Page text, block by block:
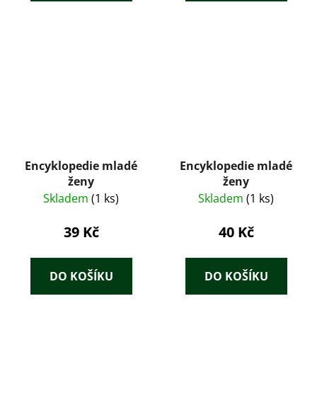
Encyklopedie mladé
ženy
Skladem (1 ks)
39 Kč
DO KOŠÍKU
Encyklopedie mladé
ženy
Skladem (1 ks)
40 Kč
DO KOŠÍKU